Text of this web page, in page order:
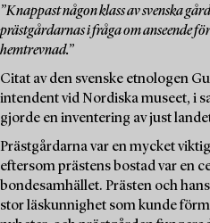
”Knappast någon klass av svenska
prästgårdarnas i fråga om anseende
hemtrevnad.”
Citat av den svenske etnologen
intendent vid Nordiska museet, i
gjorde en inventering av just
Prästgårdarna var en mycket
eftersom prästens bostad var en
bondesamhället. Prästen och
stor läskunnighet som kunde